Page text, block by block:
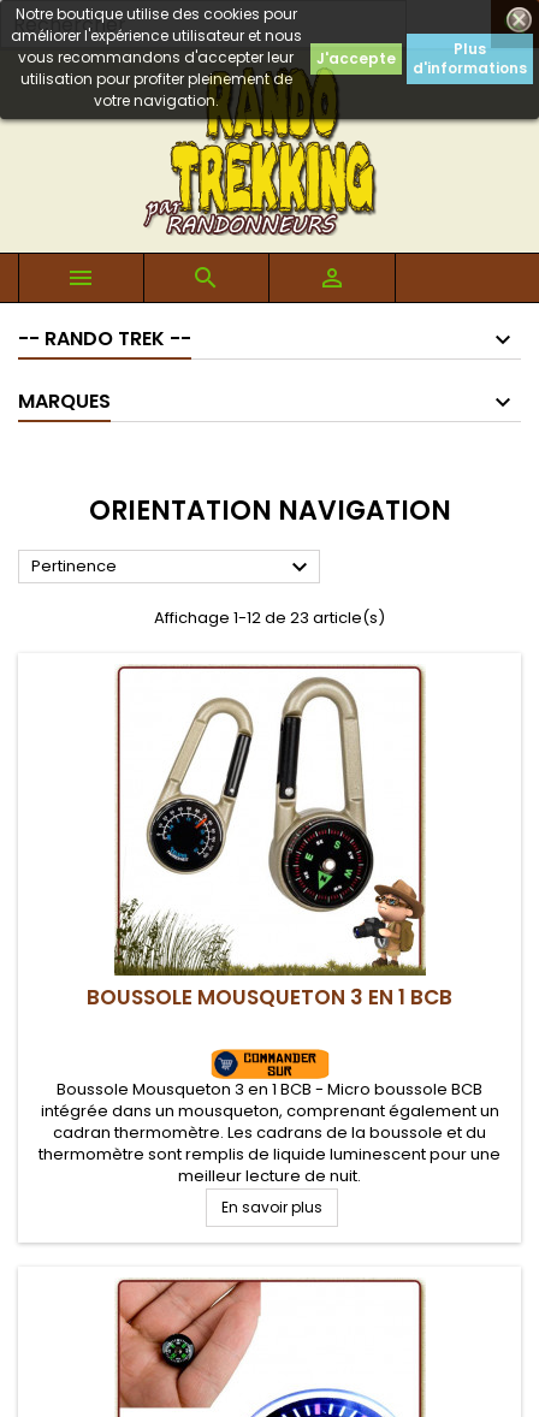

Notre boutique utilise des cookies pour
améliorer l'expérience utilisateur et nous
vous recommandons d'accepter leur
utilisation pour profiter pleinement de
votre navigation.
J'accepte
Plus
d'informations
  
-- RANDO TREK --
MARQUES
ORIENTATION NAVIGATION
Pertinence 
Affichage 1-12 de 23 article(s)
BOUSSOLE MOUSQUETON 3 EN 1 BCB
Boussole Mousqueton 3 en 1 BCB - Micro boussole BCB
intégrée dans un mousqueton, comprenant également un
cadran thermomètre. Les cadrans de la boussole et du
thermomètre sont remplis de liquide luminescent pour une
meilleur lecture de nuit.
En savoir plus